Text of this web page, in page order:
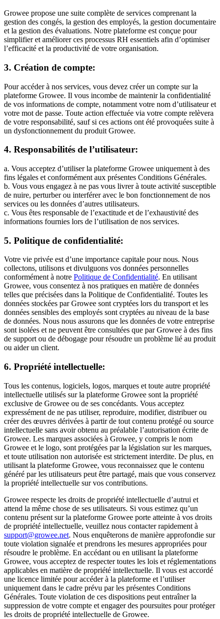
Growee propose une suite complète de services comprenant la
gestion des congés, la gestion des employés, la gestion documentaire
et la gestion des évaluations. Notre plateforme est conçue pour
simplifier et améliorer ces processus RH essentiels afin d’optimiser
l’efficacité et la productivité de votre organisation.
3. Création de compte:
Pour accéder à nos services, vous devez créer un compte sur la
plateforme Growee. Il vous incombe de maintenir la confidentialité
de vos informations de compte, notamment votre nom d’utilisateur et
votre mot de passe. Toute action effectuée via votre compte relèvera
de votre responsabilité, sauf si ces actions ont été provoquées suite à
un dysfonctionnement du produit Growee.
4. Responsabilités de l’utilisateur:
a. Vous acceptez d’utiliser la plateforme Growee uniquement à des
fins légales et conformément aux présentes Conditions Générales.
b. Vous vous engagez à ne pas vous livrer à toute activité susceptible
de nuire, perturber ou interférer avec le bon fonctionnement de nos
services ou les données d’autres utilisateurs.
c. Vous êtes responsable de l’exactitude et de l’exhaustivité des
informations fournies lors de l’utilisation de nos services.
5. Politique de confidentialité:
Votre vie privée est d’une importance capitale pour nous. Nous
collectons, utilisons et divulguons vos données personnelles
conformément à notre Politique de Confidentialité. En utilisant
Growee, vous consentez à nos pratiques en matière de données
telles que précisées dans la Politique de Confidentialité. Toutes les
données stockées par Growee sont cryptées lors du transport et les
données sensibles des employés sont cryptées au niveau de la base
de données. Nous nous assurons que les données de votre entreprise
sont isolées et ne peuvent être consultées que par Growee à des fins
de support ou de débogage pour résoudre un problème lié au produit
ou aider un client.
6. Propriété intellectuelle:
Tous les contenus, logiciels, logos, marques et toute autre propriété
intellectuelle utilisés sur la plateforme Growee sont la propriété
exclusive de Growee ou de ses concédants. Vous acceptez
expressément de ne pas utiliser, reproduire, modifier, distribuer ou
créer des œuvres dérivées à partir de tout contenu protégé ou source
intellectuelle sans avoir obtenu au préalable l’autorisation écrite de
Growee. Les marques associées à Growee, y compris le nom
Growee et le logo, sont protégées par la législation sur les marques,
et toute utilisation non autorisée est strictement interdite. De plus, en
utilisant la plateforme Growee, vous reconnaissez que le contenu
généré par les utilisateurs peut être partagé, mais que vous conservez
la propriété intellectuelle sur vos contributions.
Growee respecte les droits de propriété intellectuelle d’autrui et
attend la même chose de ses utilisateurs. Si vous estimez qu’un
contenu présent sur la plateforme Growee porte atteinte à vos droits
de propriété intellectuelle, veuillez nous contacter rapidement à
support@growee.net. Nous enquêterons de manière approfondie sur
toute violation signalée et prendrons les mesures appropriées pour
résoudre le problème. En accédant ou en utilisant la plateforme
Growee, vous acceptez de respecter toutes les lois et réglementations
applicables en matière de propriété intellectuelle. Il vous est accordé
une licence limitée pour accéder à la plateforme et l’utiliser
uniquement dans le cadre prévu par les présentes Conditions
Générales. Toute violation de ces dispositions peut entraîner la
suppression de votre compte et engager des poursuites pour protéger
les droits de propriété intellectuelle de Growee.